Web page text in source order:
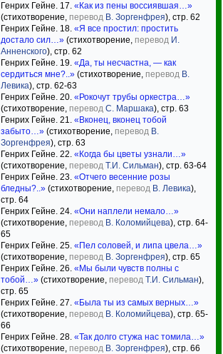
Генрих Гейне. 17. «Как из пены воссиявшая…»
(стихотворение, перевод В. Зоргенфрея), стр. 62
Генрих Гейне. 18. «Я все простил: простить
достало сил…» (стихотворение, перевод И.
Анненского), стр. 62
Генрих Гейне. 19. «Да, ты несчастна, — как
сердиться мне?..» (стихотворение, перевод В.
Левика), стр. 62-63
Генрих Гейне. 20. «Рокочут трубы оркестра…»
(стихотворение, перевод С. Маршака), стр. 63
Генрих Гейне. 21. «Вконец, вконец тобой
забыто…» (стихотворение, перевод В.
Зоргенфрея), стр. 63
Генрих Гейне. 22. «Когда бы цветы узнали…»
(стихотворение, перевод Т.И. Сильман), стр. 63-64
Генрих Гейне. 23. «Отчего весенние розы
бледны?..» (стихотворение, перевод В. Левика),
стр. 64
Генрих Гейне. 24. «Они наплели немало…»
(стихотворение, перевод В. Коломийцева), стр. 64-
65
Генрих Гейне. 25. «Пел соловей, и липа цвела…»
(стихотворение, перевод В. Зоргенфрея), стр. 65
Генрих Гейне. 26. «Мы были чувств полны с
тобой…» (стихотворение, перевод Т.И. Сильман),
стр. 65
Генрих Гейне. 27. «Была ты из самых верных…»
(стихотворение, перевод В. Коломийцева), стр. 65-
66
Генрих Гейне. 28. «Так долго стужа нас томила…»
(стихотворение, перевод В. Зоргенфрея), стр. 66